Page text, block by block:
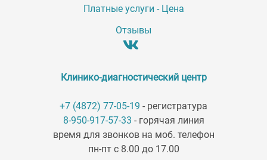
Платные услуги - Цена
Отзывы
Клинико-диагностический центр
+7 (4872) 77-05-19 - регистратура
8-950-917-57-33 - горячая линия
время для звонков на моб. телефон
пн-пт с 8.00 до 17.00